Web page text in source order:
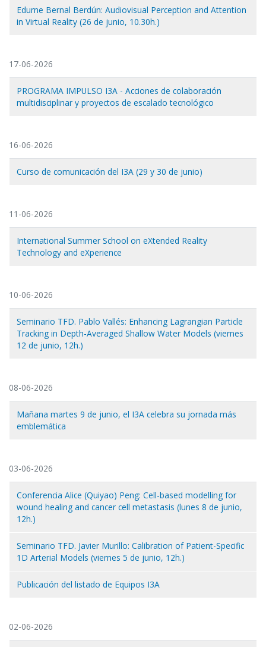
Edurne Bernal Berdún: Audiovisual Perception and Attention
in Virtual Reality (26 de junio, 10.30h.)
17-06-2026
PROGRAMA IMPULSO I3A - Acciones de colaboración
multidisciplinar y proyectos de escalado tecnológico
16-06-2026
Curso de comunicación del I3A (29 y 30 de junio)
11-06-2026
International Summer School on eXtended Reality
Technology and eXperience
10-06-2026
Seminario TFD. Pablo Vallés: Enhancing Lagrangian Particle
Tracking in Depth-Averaged Shallow Water Models (viernes
12 de junio, 12h.)
08-06-2026
Mañana martes 9 de junio, el I3A celebra su jornada más
emblemática
03-06-2026
Conferencia Alice (Quiyao) Peng: Cell-based modelling for
wound healing and cancer cell metastasis (lunes 8 de junio,
12h.)
Seminario TFD. Javier Murillo: Calibration of Patient-Specific
1D Arterial Models (viernes 5 de junio, 12h.)
Publicación del listado de Equipos I3A
02-06-2026